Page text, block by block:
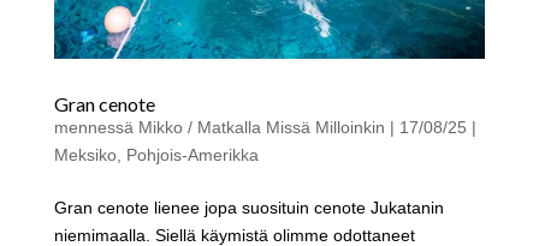
Gran cenote
mennessä Mikko / Matkalla Missä Milloinkin | 17/08/25 |
Meksiko, Pohjois-Amerikka
Gran cenote lienee jopa suosituin cenote Jukatanin
niemimaalla. Siellä käymistä olimme odottaneet